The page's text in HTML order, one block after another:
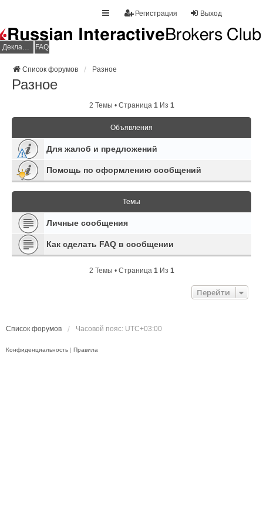
Выход
Регистрация
Декларация НДФЛ FAQ
Список форумов Разное
Разное
2 Темы • Страница 1Из 1
Объявления
Для жалоб и предложений
Помощь по оформлению сообщений
Темы
Личные сообщения
Как сделать FAQ в сообщении
2 Темы • Страница 1Из 1
Перейти
Список форумов Часовой пояс: UTC+03:00
Конфиденциальность | Правила